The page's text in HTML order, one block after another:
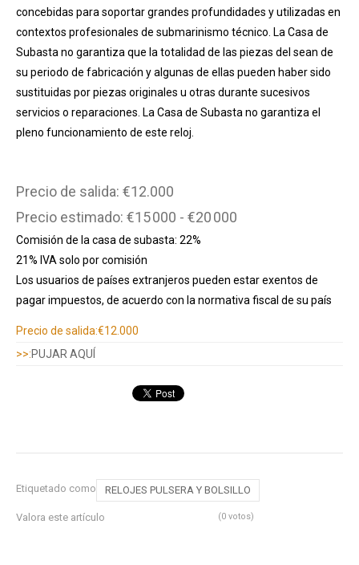
concebidas para soportar grandes profundidades y utilizadas en
contextos profesionales de submarinismo técnico. La Casa de
Subasta no garantiza que la totalidad de las piezas del sean de
su periodo de fabricación y algunas de ellas pueden haber sido
sustituidas por piezas originales u otras durante sucesivos
servicios o reparaciones. La Casa de Subasta no garantiza el
pleno funcionamiento de este reloj.
Precio de salida: €12.000
Precio estimado: €15 000 - €20 000
Comisión de la casa de subasta: 22%
21% IVA solo por comisión
Los usuarios de países extranjeros pueden estar exentos de
pagar impuestos, de acuerdo con la normativa fiscal de su país
Precio de salida:€12.000
>>:PUJAR AQUÍ
Etiquetado como RELOJES PULSERA Y BOLSILLO
Valora este artículo (0 votos)